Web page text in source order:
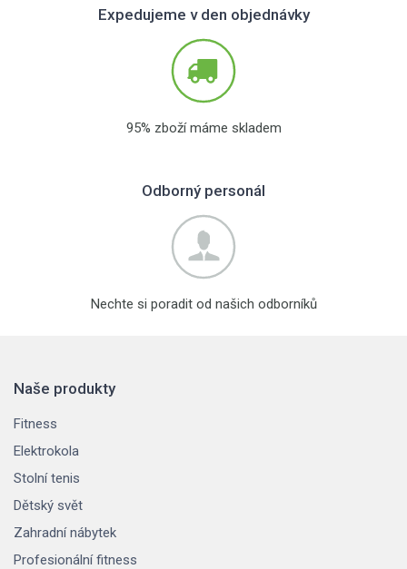
Expedujeme v den objednávky
95% zboží máme skladem
Odborný personál
Nechte si poradit od našich odborníků
Naše produkty
Fitness
Elektrokola
Stolní tenis
Dětský svět
Zahradní nábytek
Profesionální fitness